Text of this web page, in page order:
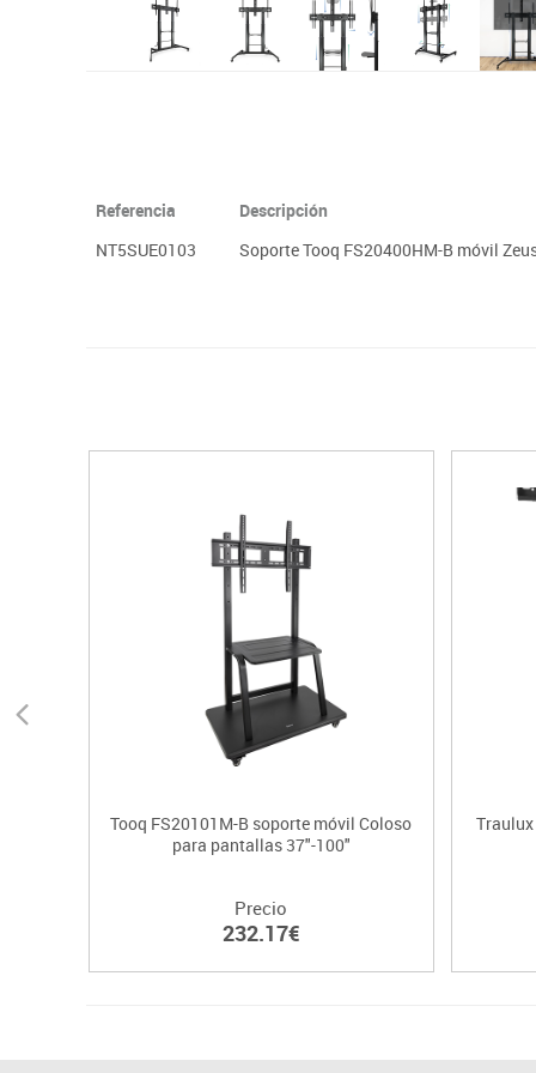
Referencia Descripción
NT5SUE0103
Soporte Tooq FS20400HM-B móvil
Tooq FS20101M-B soporte móvil Coloso
para pantallas 37"-100"
Precio
232.17€